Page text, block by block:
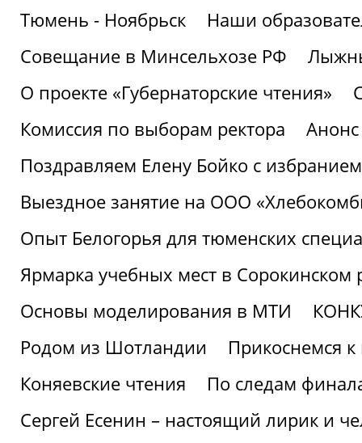
Тюмень - Ноябрьск
Наши
Совещание в Минсельхозе РФ
О проекте «Губернаторские чтения»
Комиссия по выборам ректора
Поздравляем Елену Бойко с
Выездное занятие на ООО
Опыт Белогорья для тюменских
Ярмарка учебных мест в Сорокинском
Основы моделирования в МТИ
Родом из Шотландии
Прикоснемся
Коняевские чтения
По следам
Сергей Есенин – настоящий лирик и